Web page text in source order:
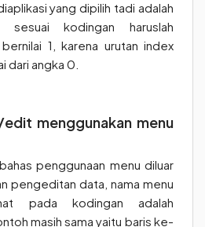
yang dipilih tadi adalah
kodingan haruslah
1, karena urutan index
dari angka 0.
menggunakan menu
penggunaan menu diluar
pengeditan data, nama menu
pada kodingan adalah
masih sama yaitu baris ke-